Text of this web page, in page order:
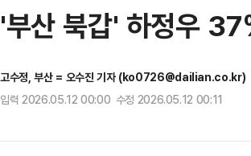
'부산 북갑' 하정우
고수정, 부산 = 오수진 기자 (ko0726@dailian.co.kr)
입력 2026.05.12 00:00 수정 2026.05.12 00:11